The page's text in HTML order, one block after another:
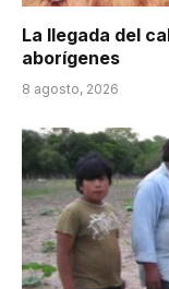
La llegada del
aborígenes
8 agosto, 2026